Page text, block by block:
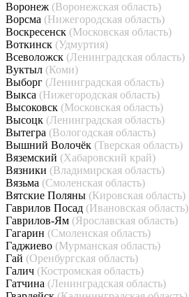
Воронеж (Воронежская область)
Ворсма (Нижегородская область)
Воскресенск (Московская область)
Воткинск (Удмуртия)
Всеволожск (Ленинградская область)
Вуктыл (Коми)
Выборг (Ленинградская область)
Выкса (Нижегородская область)
Высоковск (Московская область)
Высоцк (Ленинградская область)
Вытегра (Вологодская область)
Вышний Волочёк (Тверская область)
Вяземский (Хабаровский край)
Вязники (Владимирская область)
Вязьма (Смоленская область)
Вятские Поляны (Кировская область)
Гаврилов Посад (Ивановская область)
Гаврилов-Ям (Ярославская область)
Гагарин (Смоленская область)
Гаджиево (Мурманская область)
Гай (Оренбургская область)
Галич (Костромская область)
Гатчина (Ленинградская область)